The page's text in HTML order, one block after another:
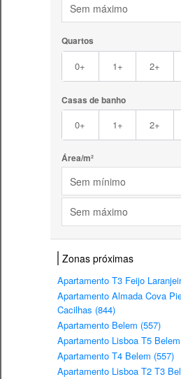
Sem máximo
Quartos
0+ 1+ 2+
Casas de banho
0+ 1+ 2+
Área/m²
Sem mínimo
Sem máximo
Zonas próximas
Apartamento T3 Feijo
Apartamento Almada Cova
Cacilhas (844)
Apartamento Belem (557)
Apartamento Lisboa T5
Apartamento T4 Belem (557)
Apartamento Lisboa T2 T3